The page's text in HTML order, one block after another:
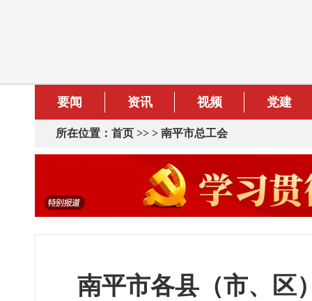
要闻 资讯 视频 党建
所在位置： 首页 >> > 南平市总工会
南平市各县（市、区